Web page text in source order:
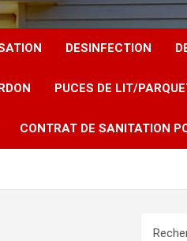
DESINFECTION
PUCES DE LIT/
CONTRAT DE SANITATION